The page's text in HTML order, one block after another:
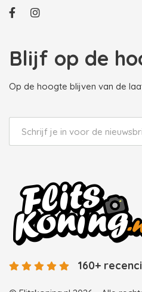
Blijf op de
Op de hoogte blijven van de
160+